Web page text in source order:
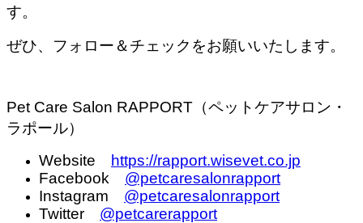
す。
ぜひ、フォロー＆チェックをお願いいたします。
Pet Care Salon RAPPORT（ペットケアサロン・
ラポール）
Website https://rapport.wisevet.co.jp
Facebook @petcaresalonrapport
Instagram @petcaresalonrapport
Twitter @petcarerapport